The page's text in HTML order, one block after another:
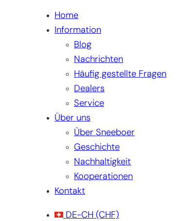
Home
Information
Blog
Nachrichten
Häufig gestellte Fragen
Dealers
Service
Über uns
Über Sneeboer
Geschichte
Nachhaltigkeit
Kooperationen
Kontakt
DE-CH (CHF)